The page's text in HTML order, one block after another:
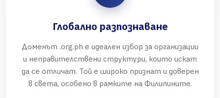
Глобално разпознаване
Доменът .org.ph е идеален избор за организации
и неправителствени структури, които искат
да се отличат. Той е широко признат и доверен
в света, особено в рамките на Филипините.